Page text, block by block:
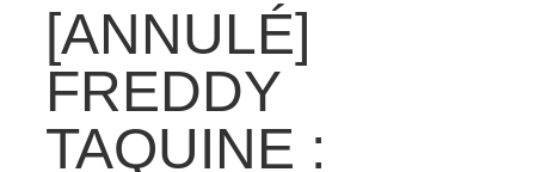
[ANNULÉ]
FREDDY
TAQUINE :